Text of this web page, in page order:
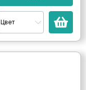
Цвет